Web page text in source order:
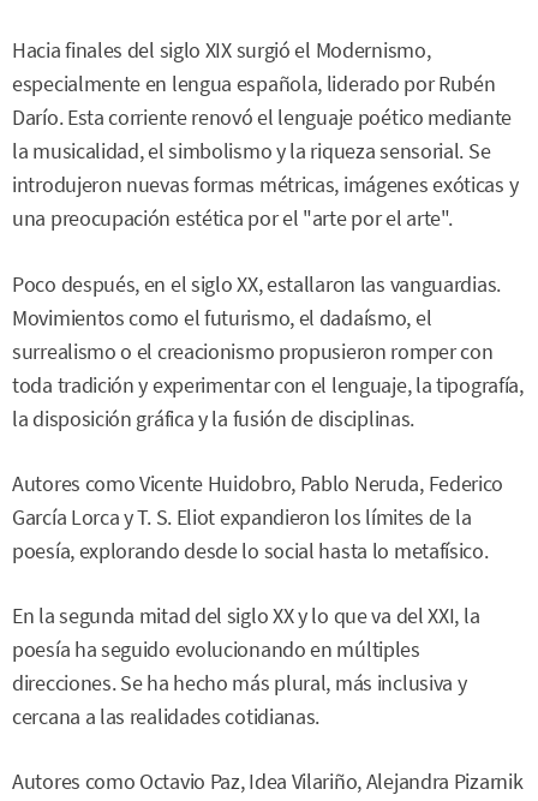
Hacia finales del siglo XIX surgió el Modernismo,
especialmente en lengua española, liderado por Rubén
Darío. Esta corriente renovó el lenguaje poético mediante
la musicalidad, el simbolismo y la riqueza sensorial. Se
introdujeron nuevas formas métricas, imágenes exóticas y
una preocupación estética por el "arte por el arte".
Poco después, en el siglo XX, estallaron las vanguardias.
Movimientos como el futurismo, el dadaísmo, el
surrealismo o el creacionismo propusieron romper con
toda tradición y experimentar con el lenguaje, la tipografía,
la disposición gráfica y la fusión de disciplinas.
Autores como Vicente Huidobro, Pablo Neruda, Federico
García Lorca y T. S. Eliot expandieron los límites de la
poesía, explorando desde lo social hasta lo metafísico.
En la segunda mitad del siglo XX y lo que va del XXI, la
poesía ha seguido evolucionando en múltiples
direcciones. Se ha hecho más plural, más inclusiva y
cercana a las realidades cotidianas.
Autores como Octavio Paz, Idea Vilariño, Alejandra Pizarnik